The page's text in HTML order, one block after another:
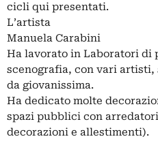
cicli qui presentati.
L’artista
Manuela Carabini
Ha lavorato in Laboratori di
scenografia, con vari
da giovanissima.
Ha dedicato molte
spazi pubblici con
decorazioni e allestimenti).